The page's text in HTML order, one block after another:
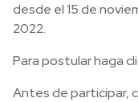
desde el 15 de
2022.
Para postular haga
Antes de participar,